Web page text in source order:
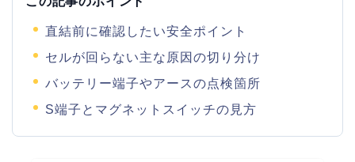
直結前に確認したい安全ポイント
セルが回らない主な原因の切り分け
バッテリー端子やアースの点検箇所
S端子とマグネットスイッチの見方